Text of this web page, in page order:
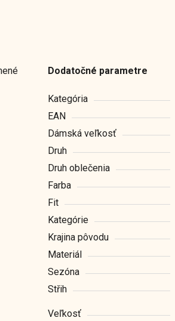
Dodatočné parametre
Kategória
EAN
Dámská veľkosť
Druh
Druh oblečenia
Farba
Fit
Kategórie
Krajina pôvodu
Materiál
Sezóna
Střih
Veľkosť